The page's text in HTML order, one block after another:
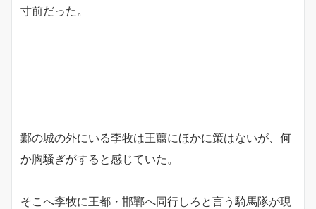
寸前だった。
鄴の城の外にいる李牧は王翦にほかに策はないが、何
か胸騒ぎがすると感じていた。
そこへ李牧に王都・邯鄲へ同行しろと言う騎馬隊が現